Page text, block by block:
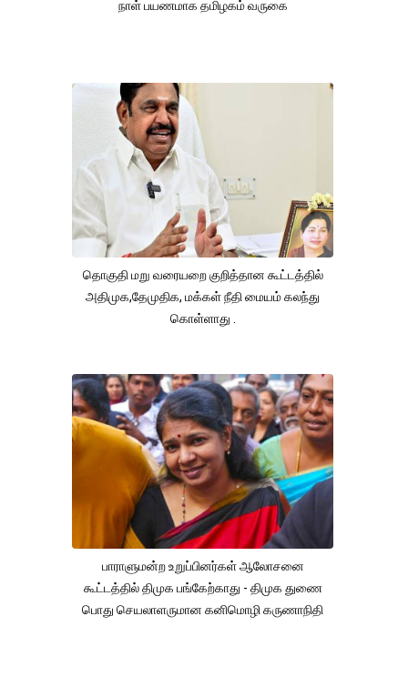
நாள் பயணமாக தமிழகம் வருகை
தொகுதி மறு வரையறை குறித்தான கூட்டத்தில்
அதிமுக,தேமுதிக, மக்கள் நீதி மையம் கலந்து
கொள்ளாது .
பாராளுமன்ற உறுப்பினர்கள் ஆலோசனை
கூட்டத்தில் திமுக பங்கேற்காது - திமுக துணை
பொது செயலாளருமான கனிமொழி கருணாநிதி